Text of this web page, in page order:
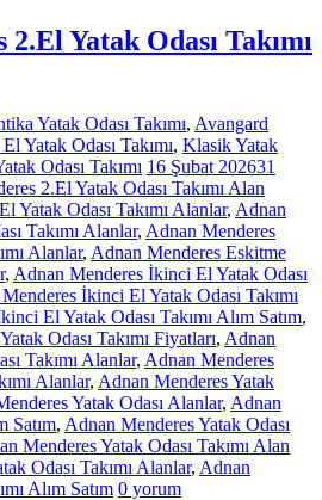
Yatak Odası Takımı
Yatak Odası Takımı, Avangard
Yatak Odası Takımı, Klasik Yatak
Odası Takımı 16 Şubat 202631
2.El Yatak Odası Takımı Alan
Yatak Odası Takımı Alanlar, Adnan
Takımı Alanlar, Adnan Menderes
Alanlar, Adnan Menderes Eskitme
, Adnan Menderes İkinci El Yatak Odası
İkinci El Yatak Odası Takımı
El Yatak Odası Takımı Alım Satım,
Odası Takımı Fiyatları, Adnan
Takımı Alanlar, Adnan Menderes
Alanlar, Adnan Menderes Yatak
Yatak Odası Alanlar, Adnan
Satım, Adnan Menderes Yatak Odası
Menderes Yatak Odası Takımı Alan
Odası Takımı Alanlar, Adnan
Alım Satım 0 yorum